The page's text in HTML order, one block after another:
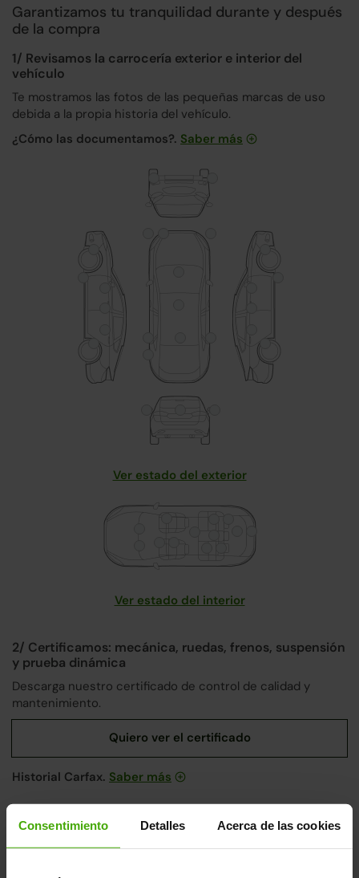
Consentimiento Detalles Acerca de las cookies
Garantizamos tu tranquilidad durante y después
de la compra
1/ Revisamos la carrocería exterior e interior del
vehículo
Te mostramos las fotos de las pequeñas marcas de uso
debida a la propia historia del vehículo.
¿Cómo las documentamos?. Saber más
Ver estado del exterior
Ver estado del interior
2/ Certificamos: mecánica, ruedas, frenos, suspensión
y prueba dinámica
Descarga nuestro certificado de control de calidad y
mantenimiento.
Historial Carfax. Saber más
Nuestros coches son únicos.
Cada coche pasa por un riguroso proceso de revisión